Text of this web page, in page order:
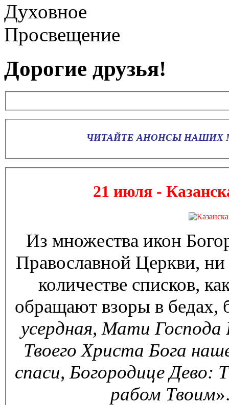
Духовное
Просвещение
Дорогие друзья!
ЧИТАЙТЕ АНОНСЫ НАШИХ
21 июля -
Из множества икон
Православной Церкви, ни
количестве списков,
обращают взоры в бедах,
усердная, Мати
Твоего Христа Бога
спаси, Богородице Дево:
рабом Твоим